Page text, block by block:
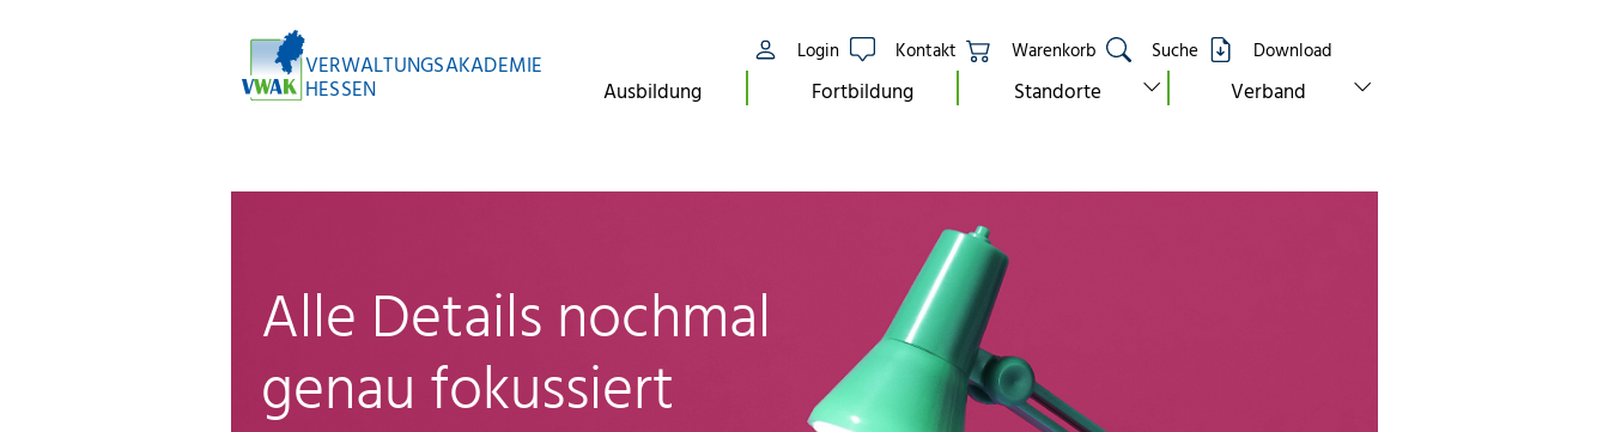
VERWALTUNGSAKADEMIE
HESSEN
Login Kontakt Warenkorb Suche Download
Ausbildung Fortbildung Standorte show submenu for “standorte”
Verband show submenu for “verband”
Alle Details nochmal
genau fokussiert